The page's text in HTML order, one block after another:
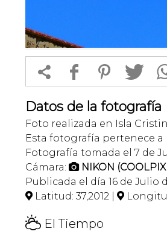
 f 1 T
Datos de la fotografía
Foto realizada en Isla
Esta fotografía pertenece
Fotografía tomada el 7 de
Cámara:  NIKON (COOLPIX
Publicada el día 16 de Julio
 Latitud: 37,2012 | 
H El Tiempo